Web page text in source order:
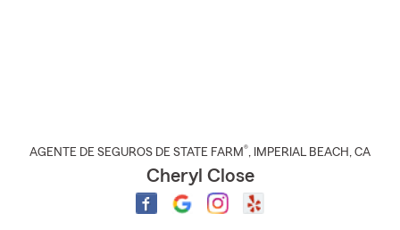
AGENTE DE SEGUROS DE STATE FARM®, IMPERIAL BEACH , CA
Cheryl Close